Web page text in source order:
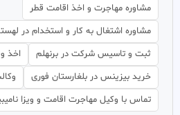
مشاوره مهاجرت و اخذ اقامت قطر
مشاوره اشتغال به کار و استخدام در
ثبت و تاسیس شرکت در برنهلم
اخذ
خرید بیزینس در بلغارستان فوری
تماس با وکیل مهاجرت اقامت و ویزا